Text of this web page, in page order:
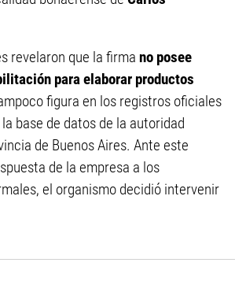
revelaron que la firma no posee
para elaborar productos
figura en los registros oficiales
base de datos de la autoridad
de Buenos Aires. Ante este
de la empresa a los
el organismo decidió intervenir